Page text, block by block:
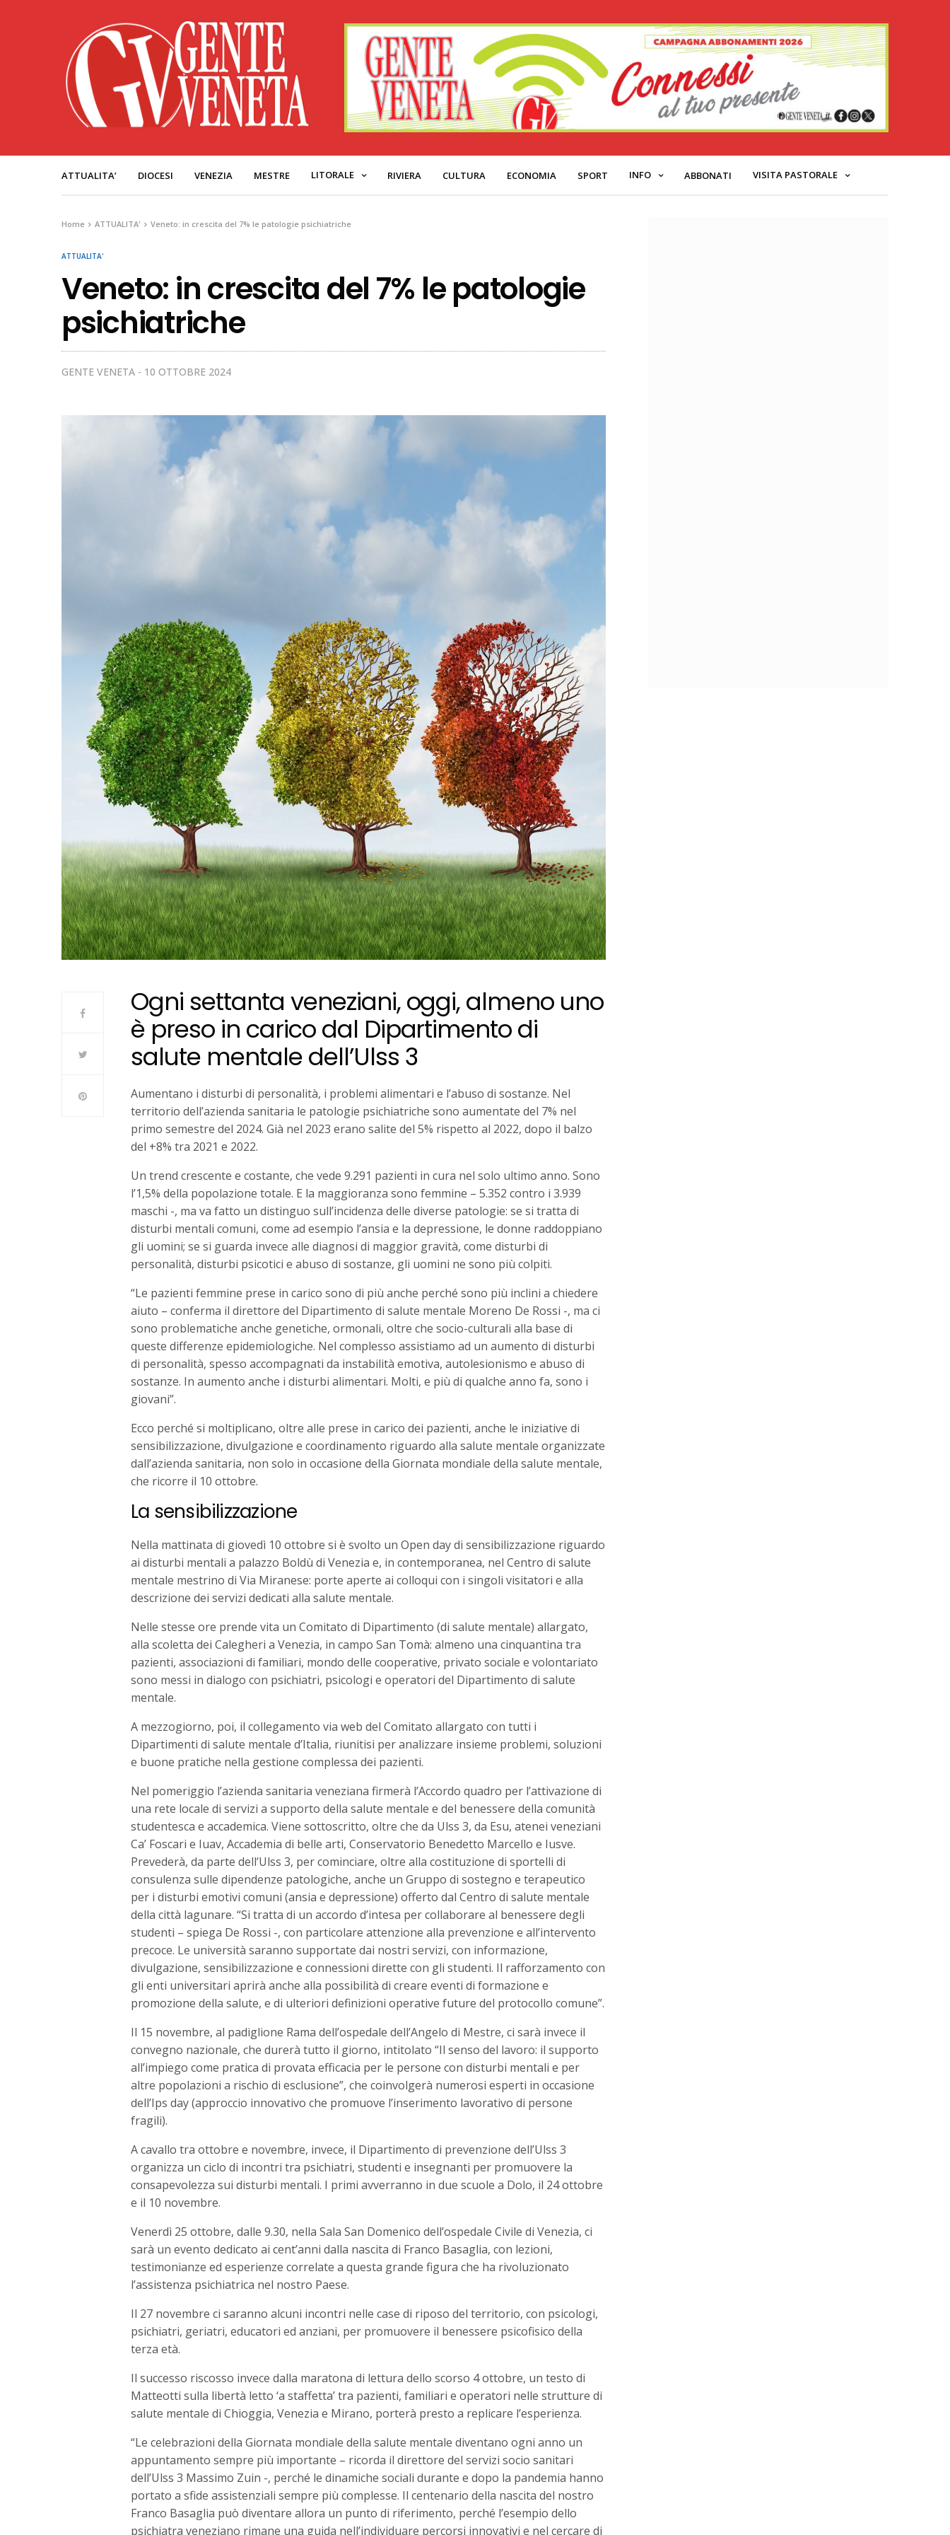
ATTUALITA’ DIOCESI VENEZIA MESTRE LITORALE RIVIERA CULTURA ECONOMIA SPORT INFO ABBONATI VISITA PASTORALE
Home ATTUALITA' Veneto: in crescita del 7% le patologie psichiatriche
ATTUALITA'
Veneto: in crescita del 7% le patologie
psichiatriche
GENTE VENETA 10 OTTOBRE 2024
Ogni settanta veneziani, oggi, almeno uno
è preso in carico dal Dipartimento di
salute mentale dell’Ulss 3
Aumentano i disturbi di personalità, i problemi alimentari e l’abuso di sostanze. Nel
territorio dell’azienda sanitaria le patologie psichiatriche sono aumentate del 7% nel
primo semestre del 2024. Già nel 2023 erano salite del 5% rispetto al 2022, dopo il balzo
del +8% tra 2021 e 2022.
Un trend crescente e costante, che vede 9.291 pazienti in cura nel solo ultimo anno. Sono
l’1,5% della popolazione totale. E la maggioranza sono femmine – 5.352 contro i 3.939
maschi -, ma va fatto un distinguo sull’incidenza delle diverse patologie: se si tratta di
disturbi mentali comuni, come ad esempio l’ansia e la depressione, le donne raddoppiano
gli uomini; se si guarda invece alle diagnosi di maggior gravità, come disturbi di
personalità, disturbi psicotici e abuso di sostanze, gli uomini ne sono più colpiti.
“Le pazienti femmine prese in carico sono di più anche perché sono più inclini a chiedere
aiuto – conferma il direttore del Dipartimento di salute mentale Moreno De Rossi -, ma ci
sono problematiche anche genetiche, ormonali, oltre che socio-culturali alla base di
queste differenze epidemiologiche. Nel complesso assistiamo ad un aumento di disturbi
di personalità, spesso accompagnati da instabilità emotiva, autolesionismo e abuso di
sostanze. In aumento anche i disturbi alimentari. Molti, e più di qualche anno fa, sono i
giovani”.
Ecco perché si moltiplicano, oltre alle prese in carico dei pazienti, anche le iniziative di
sensibilizzazione, divulgazione e coordinamento riguardo alla salute mentale organizzate
dall’azienda sanitaria, non solo in occasione della Giornata mondiale della salute mentale,
che ricorre il 10 ottobre.
La sensibilizzazione
Nella mattinata di giovedì 10 ottobre si è svolto un Open day di sensibilizzazione riguardo
ai disturbi mentali a palazzo Boldù di Venezia e, in contemporanea, nel Centro di salute
mentale mestrino di Via Miranese: porte aperte ai colloqui con i singoli visitatori e alla
descrizione dei servizi dedicati alla salute mentale.
Nelle stesse ore prende vita un Comitato di Dipartimento (di salute mentale) allargato,
alla scoletta dei Calegheri a Venezia, in campo San Tomà: almeno una cinquantina tra
pazienti, associazioni di familiari, mondo delle cooperative, privato sociale e volontariato
sono messi in dialogo con psichiatri, psicologi e operatori del Dipartimento di salute
mentale.
A mezzogiorno, poi, il collegamento via web del Comitato allargato con tutti i
Dipartimenti di salute mentale d’Italia, riunitisi per analizzare insieme problemi, soluzioni
e buone pratiche nella gestione complessa dei pazienti.
Nel pomeriggio l’azienda sanitaria veneziana firmerà l’Accordo quadro per l’attivazione di
una rete locale di servizi a supporto della salute mentale e del benessere della comunità
studentesca e accademica. Viene sottoscritto, oltre che da Ulss 3, da Esu, atenei veneziani
Ca’ Foscari e Iuav, Accademia di belle arti, Conservatorio Benedetto Marcello e Iusve.
Prevederà, da parte dell’Ulss 3, per cominciare, oltre alla costituzione di sportelli di
consulenza sulle dipendenze patologiche, anche un Gruppo di sostegno e terapeutico
per i disturbi emotivi comuni (ansia e depressione) offerto dal Centro di salute mentale
della città lagunare. “Si tratta di un accordo d’intesa per collaborare al benessere degli
studenti – spiega De Rossi -, con particolare attenzione alla prevenzione e all’intervento
precoce. Le università saranno supportate dai nostri servizi, con informazione,
divulgazione, sensibilizzazione e connessioni dirette con gli studenti. Il rafforzamento con
gli enti universitari aprirà anche alla possibilità di creare eventi di formazione e
promozione della salute, e di ulteriori definizioni operative future del protocollo comune”.
Il 15 novembre, al padiglione Rama dell’ospedale dell’Angelo di Mestre, ci sarà invece il
convegno nazionale, che durerà tutto il giorno, intitolato “Il senso del lavoro: il supporto
all’impiego come pratica di provata efficacia per le persone con disturbi mentali e per
altre popolazioni a rischio di esclusione”, che coinvolgerà numerosi esperti in occasione
dell’Ips day (approccio innovativo che promuove l’inserimento lavorativo di persone
fragili).
A cavallo tra ottobre e novembre, invece, il Dipartimento di prevenzione dell’Ulss 3
organizza un ciclo di incontri tra psichiatri, studenti e insegnanti per promuovere la
consapevolezza sui disturbi mentali. I primi avverranno in due scuole a Dolo, il 24 ottobre
e il 10 novembre.
Venerdì 25 ottobre, dalle 9.30, nella Sala San Domenico dell’ospedale Civile di Venezia, ci
sarà un evento dedicato ai cent’anni dalla nascita di Franco Basaglia, con lezioni,
testimonianze ed esperienze correlate a questa grande figura che ha rivoluzionato
l’assistenza psichiatrica nel nostro Paese.
Il 27 novembre ci saranno alcuni incontri nelle case di riposo del territorio, con psicologi,
psichiatri, geriatri, educatori ed anziani, per promuovere il benessere psicofisico della
terza età.
Il successo riscosso invece dalla maratona di lettura dello scorso 4 ottobre, un testo di
Matteotti sulla libertà letto ‘a staffetta’ tra pazienti, familiari e operatori nelle strutture di
salute mentale di Chioggia, Venezia e Mirano, porterà presto a replicare l’esperienza.
“Le celebrazioni della Giornata mondiale della salute mentale diventano ogni anno un
appuntamento sempre più importante – ricorda il direttore del servizi socio sanitari
dell’Ulss 3 Massimo Zuin -, perché le dinamiche sociali durante e dopo la pandemia hanno
portato a sfide assistenziali sempre più complesse. Il centenario della nascita del nostro
Franco Basaglia può diventare allora un punto di riferimento, perché l’esempio dello
psichiatra veneziano rimane una guida nell’individuare percorsi innovativi e nel cercare di